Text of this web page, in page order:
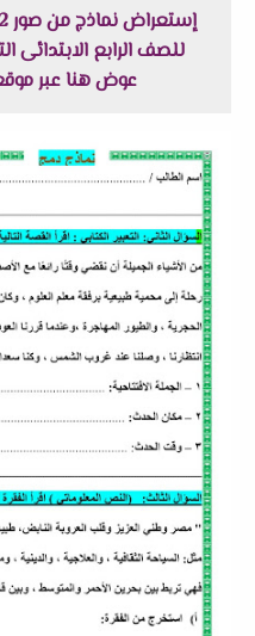
عوض هنا عبر